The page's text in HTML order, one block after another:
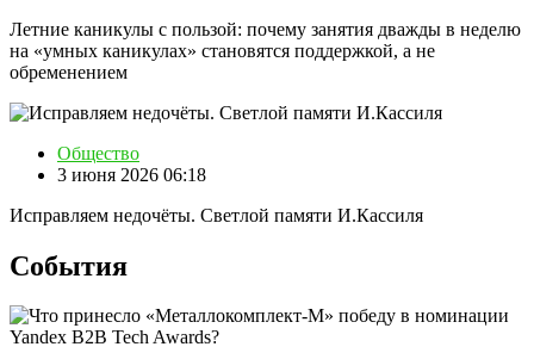
Летние каникулы с пользой: почему занятия дважды в неделю
на «умных каникулах» становятся поддержкой, а не
обременением
Общество
3 июня 2026 06:18
Исправляем недочёты. Светлой памяти И.Кассиля
События